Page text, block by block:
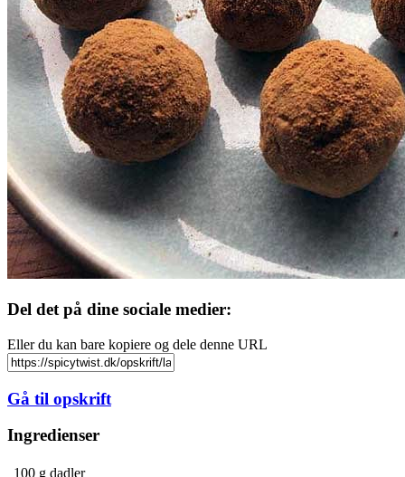
Del det på dine sociale medier:
Eller du kan bare kopiere og dele denne URL
Gå til opskrift
Ingredienser
100 g dadler